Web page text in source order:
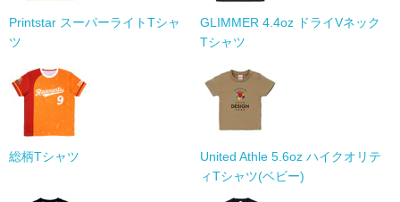
Printstar スーパーライトTシャ
ツ
GLIMMER 4.4oz ドライVネック
Tシャツ
総柄Tシャツ
United Athle 5.6oz ハイクオリテ
ィTシャツ(ベビー)